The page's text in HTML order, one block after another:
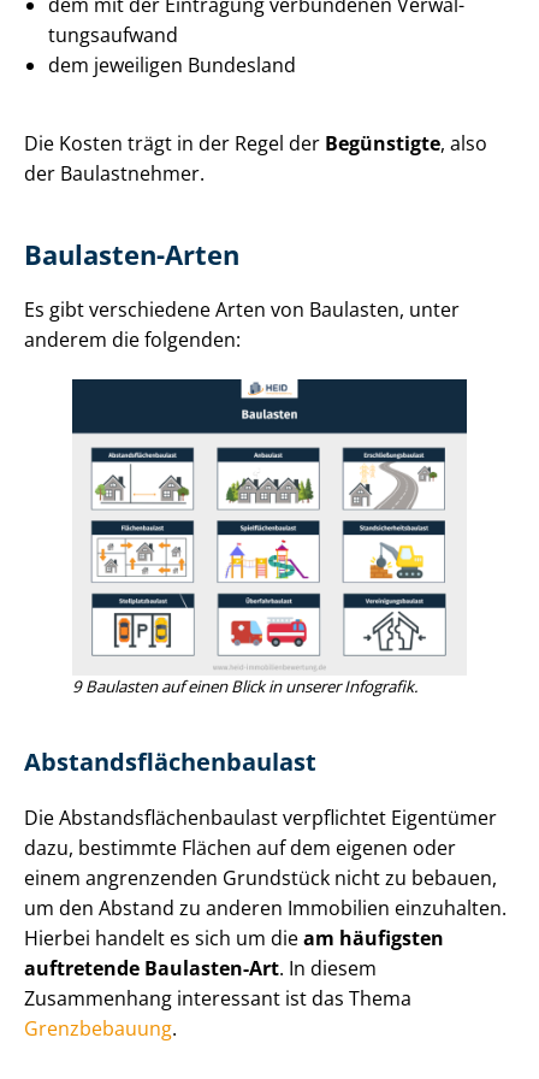
dem mit der Eintragung verbundenen Ver­wal­
tungs­auf­wand
dem jeweiligen Bundesland
Die Kosten trägt in der Regel der Begünstigte, also
der Baulastnehmer.
Baulasten-Arten
Es gibt verschiedene Arten von Baulasten, unter
anderem die folgenden:
9 Baulasten auf einen Blick in unserer Infografik.
Ab­stands­flä­chen­bau­last
Die Ab­stands­flä­chen­bau­last verpflichtet Eigentümer
dazu, bestimmte Flächen auf dem eigenen oder
einem angrenzenden Grundstück nicht zu bebauen,
um den Abstand zu anderen Immobilien einzuhalten.
Hierbei handelt es sich um dieam häufigsten
auftretende Baulasten-Art. In diesem
Zusammenhang interessant ist das Thema
Grenzbebauung.